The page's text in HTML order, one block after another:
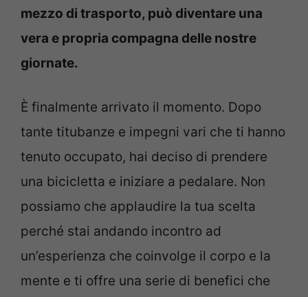
mezzo di trasporto, può diventare una
vera e propria compagna delle nostre
giornate.
È finalmente arrivato il momento. Dopo
tante titubanze e impegni vari che ti hanno
tenuto occupato, hai deciso di prendere
una bicicletta e iniziare a pedalare. Non
possiamo che applaudire la tua scelta
perché stai andando incontro ad
un’esperienza che coinvolge il corpo e la
mente e ti offre una serie di benefici che